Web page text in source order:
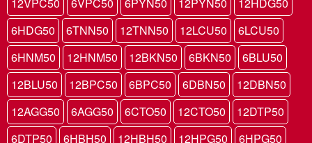
6HDG50
6TNN50 12TNN50 12LCU50
6LCU50
6HNM50
12HNM50 12BKN50 6BKN50
6BLU50
12BLU50
12BPC50 6BPC50 6DBN50
12DBN50
12AGG50
6AGG50 6CTO50 12CTO50
12DTP50
6DTP50
6HBH50 12HBH50 12HPG50
6HPG50